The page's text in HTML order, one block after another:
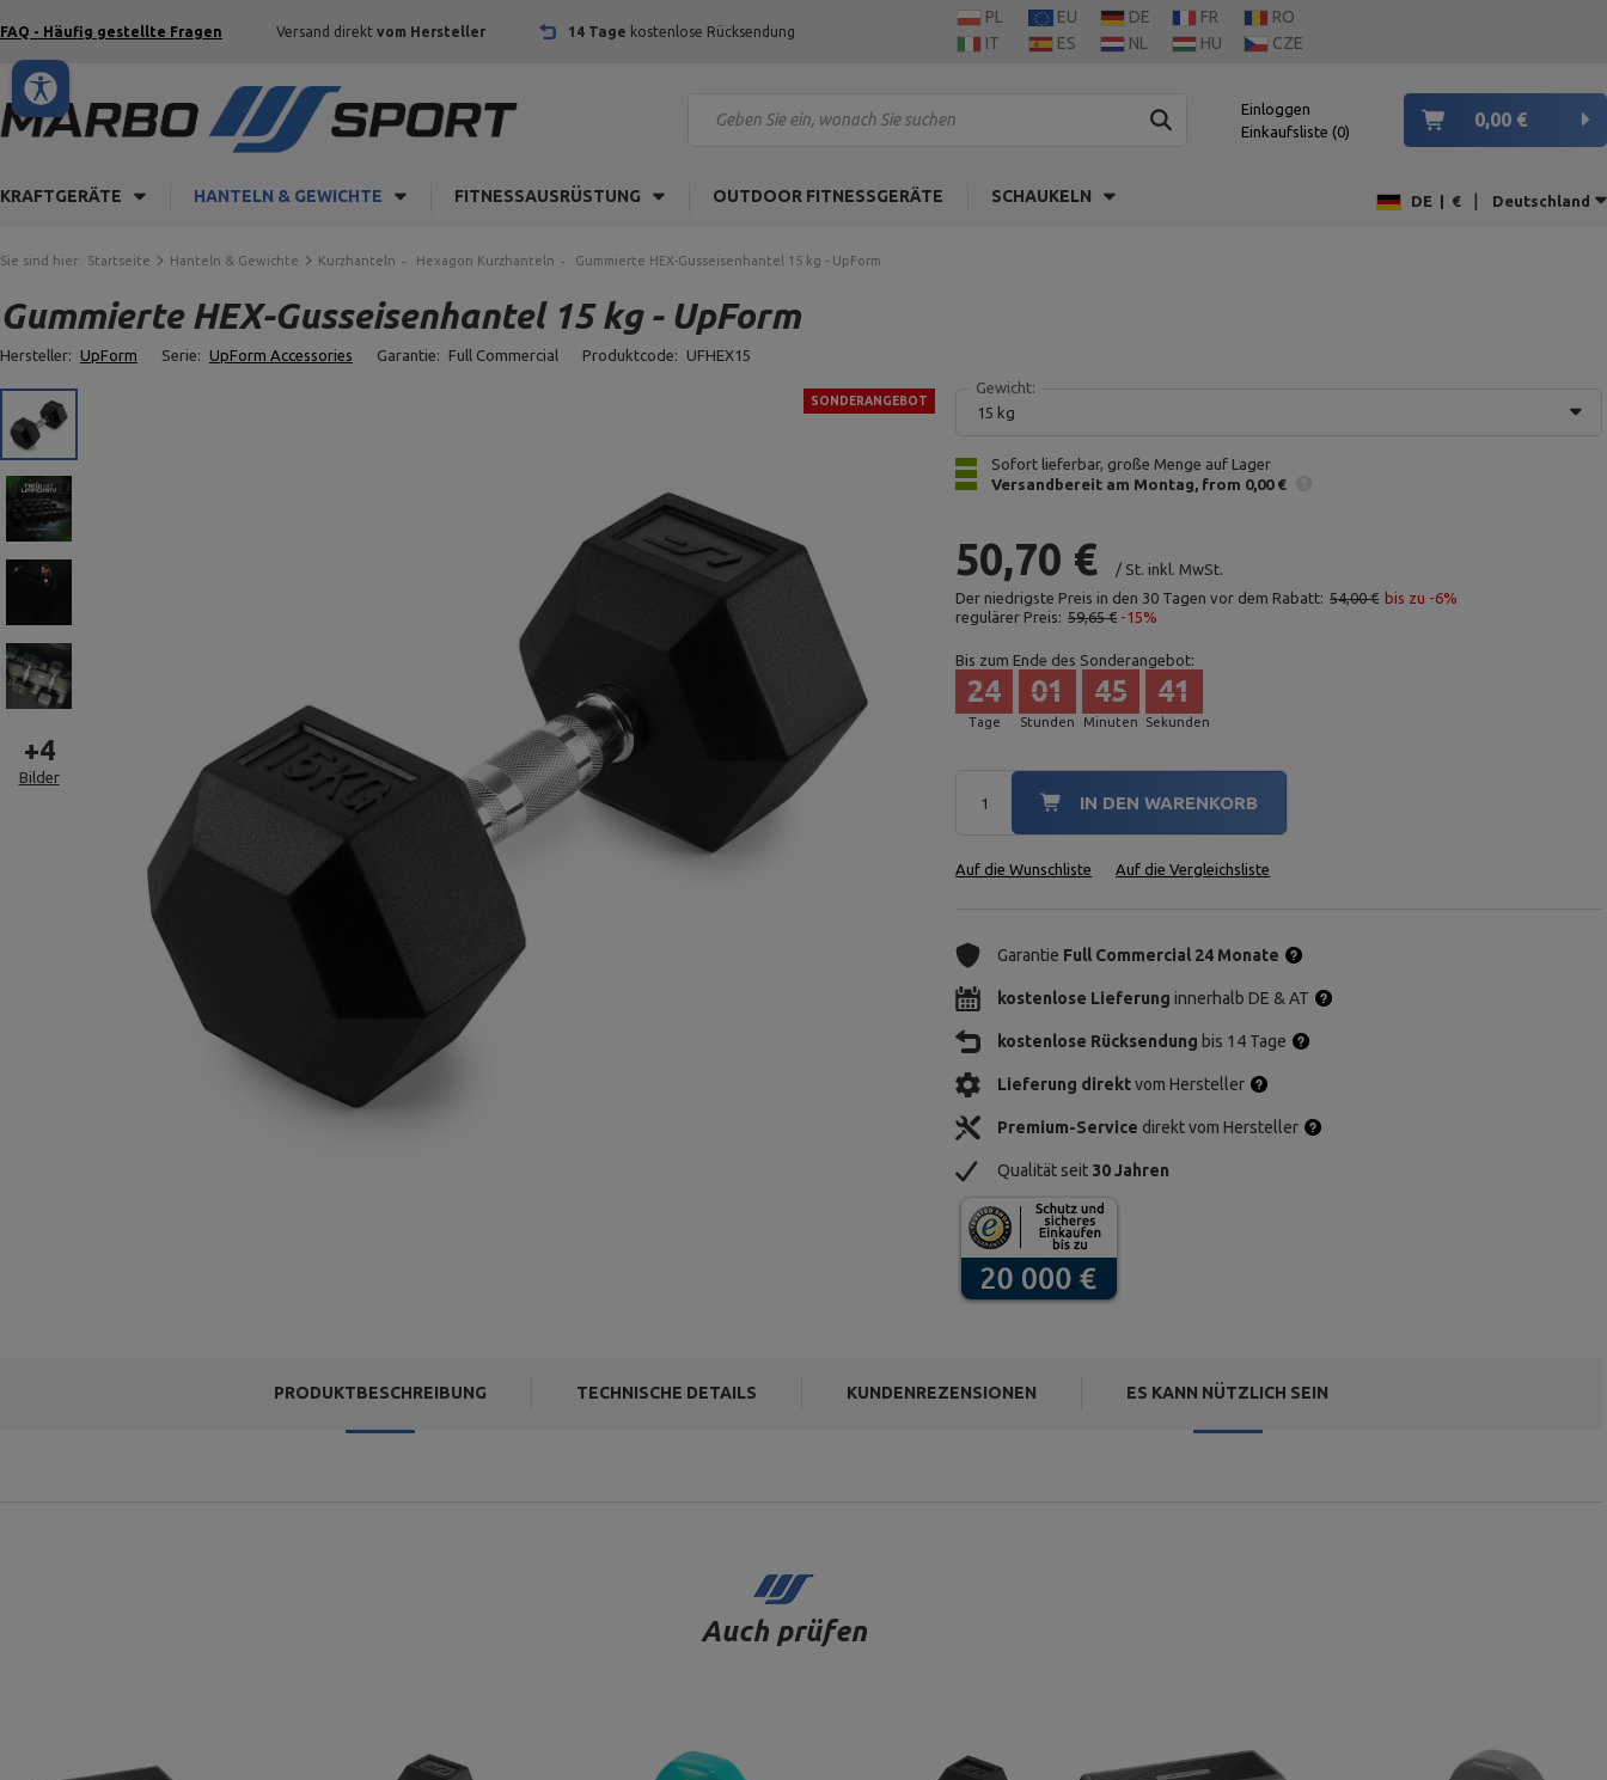
FAQ - Häufig gestellte Fragen Versand direkt vom Hersteller 14 Tage kostenlose Rücksendung
PL EU DE FR
RO
IT
ES NL HU CZE
Einloggen
Einkaufsliste 0
0,00 €
KRAFTGERÄTE HANTELN & GEWICHTE FITNESSAUSRÜSTUNG OUTDOOR FITNESSGERÄTE SCHAUKELN DE € | Deutschland
Sie sind hier: Startseite Hanteln & Gewichte Kurzhanteln Hexagon Kurzhanteln Gummierte HEX-Gusseisenhantel 15 kg - UpForm
Gummierte HEX-Gusseisenhantel 15 kg - UpForm
Hersteller: UpForm Serie: UpForm Accessories Garantie: Full Commercial Produktcode: UFHEX15
+4
Bilder
SONDERANGEBOT
Gewicht:
15 kg
Sofort lieferbar, große Menge auf Lager
Versandbereit am Montag from 0,00 €
50,70 € / St. inkl. MwSt.
Der niedrigste Preis in den 30 Tagen vor dem Rabatt: 54,00 € bis zu -6%
regulärer Preis: 59,65 € -15%
Bis zum Ende des Sonderangebot:
Tage
24
Stunden
01
Minuten
45
Sekunden
40
IN DEN WARENKORB
Auf die Wunschliste Auf die Vergleichsliste
Garantie Full Commercial 24 Monate
kostenlose Lieferung innerhalb DE & AT
kostenlose Rücksendung bis 14 Tage
Lieferung direktvom Hersteller
Premium-Service direkt vom Hersteller
Qualität seit 30 Jahren
PRODUKTBESCHREIBUNG TECHNISCHE DETAILS KUNDENREZENSIONEN ES KANN NÜTZLICH SEIN
Auch prüfen